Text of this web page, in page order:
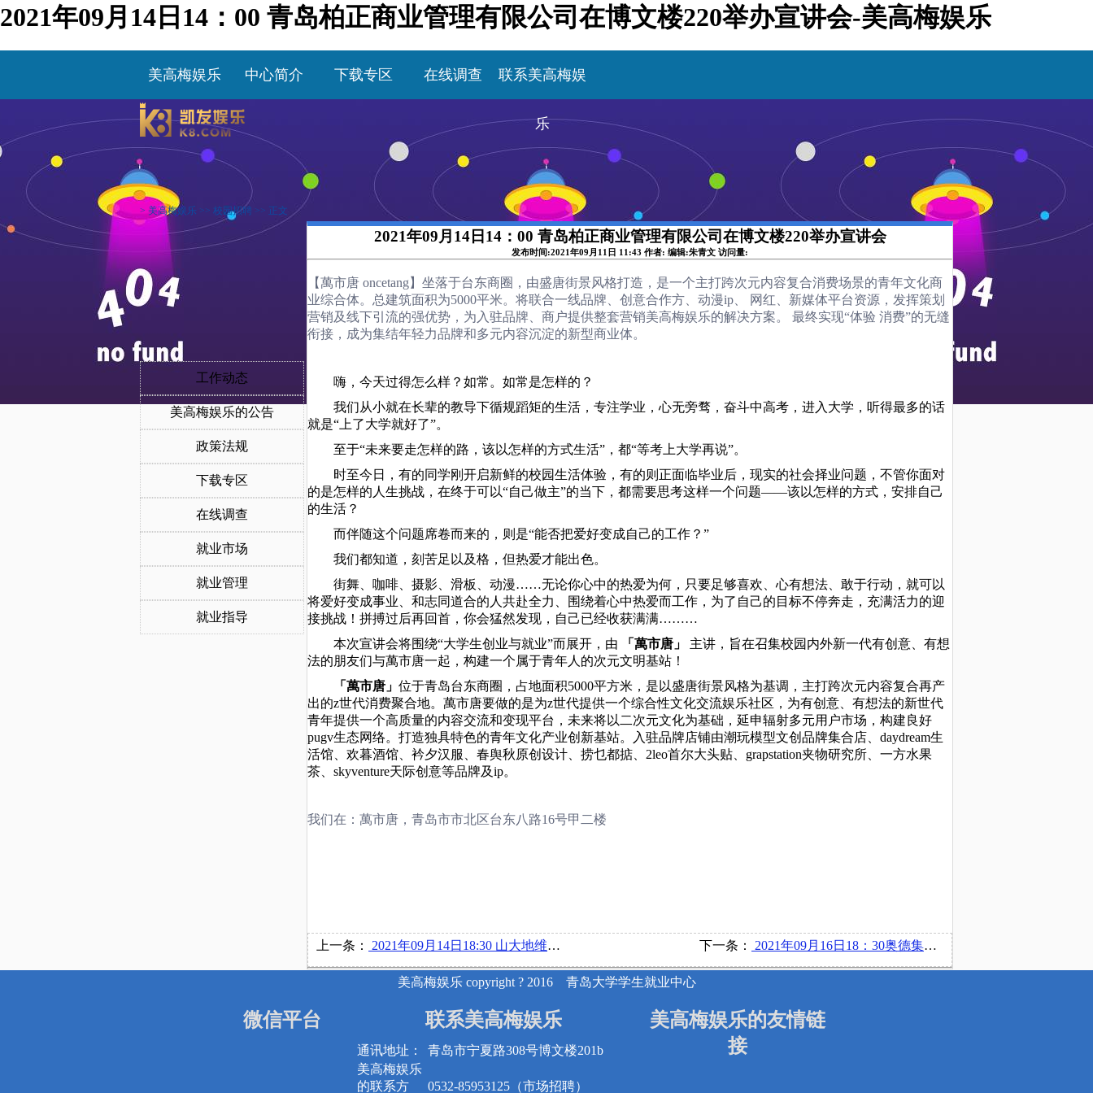
2021年09月14日14：00 青岛柏正商业管理有限公司在博文楼220举办宣讲会-美高梅娱乐
美高梅娱乐 中心简介 下载专区 在线调查 联系美高梅娱
乐
> 美高梅娱乐 >> 校园招聘 >> 正文
工作动态
美高梅娱乐的公告
政策法规
下载专区
在线调查
就业市场
就业管理
就业指导
2021年09月14日14：00 青岛柏正商业管理有限公司在博文楼220举办宣讲会
发布时间:2021年09月11日 11:43 作者: 编辑:朱青文 访问量:
【萬市唐 oncetang】坐落于台东商圈，由盛唐街景风格打造，是一个主打跨次元内容复合消费场景的青年文化商
业综合体。总建筑面积为5000平米。将联合一线品牌、创意合作方、动漫ip、 网红、新媒体平台资源，发挥策划
营销及线下引流的强优势，为入驻品牌、商户提供整套营销美高梅娱乐的解决方案。 最终实现“体验 消费”的无缝
衔接，成为集结年轻力品牌和多元内容沉淀的新型商业体。
嗨，今天过得怎么样？如常。如常是怎样的？
我们从小就在长辈的教导下循规蹈矩的生活，专注学业，心无旁骛，奋斗中高考，进入大学，听得最多的话
就是“上了大学就好了”。
至于“未来要走怎样的路，该以怎样的方式生活”，都“等考上大学再说”。
时至今日，有的同学刚开启新鲜的校园生活体验，有的则正面临毕业后，现实的社会择业问题，不管你面对
的是怎样的人生挑战，在终于可以“自己做主”的当下，都需要思考这样一个问题——该以怎样的方式，安排自己
的生活？
而伴随这个问题席卷而来的，则是“能否把爱好变成自己的工作？”
我们都知道，刻苦足以及格，但热爱才能出色。
街舞、咖啡、摄影、滑板、动漫……无论你心中的热爱为何，只要足够喜欢、心有想法、敢于行动，就可以
将爱好变成事业、和志同道合的人共赴全力、围绕着心中热爱而工作，为了自己的目标不停奔走，充满活力的迎
接挑战！拼搏过后再回首，你会猛然发现，自己已经收获满满………
本次宣讲会将围绕“大学生创业与就业”而展开，由 「萬市唐」
主讲，旨在召集校园内外新一代有创意、有想
法的朋友们与萬市唐一起，构建一个属于青年人的次元文明基站！
「萬市唐」 位于青岛台东商圈，占地面积5000平方米，是以盛唐街景风格为基调，主打跨次元内容复合再产
出的z世代消费聚合地。萬市唐要做的是为z世代提供一个综合性文化交流娱乐社区，为有创意、有想法的新世代
青年提供一个高质量的内容交流和变现平台，未来将以二次元文化为基础，延申辐射多元用户市场，构建良好
pugv生态网络。打造独具特色的青年文化产业创新基站。入驻品牌店铺由潮玩模型文创品牌集合店、daydream生
活馆、欢暮酒馆、衿夕汉服、春舆秋原创设计、捞乜都掂、2leo首尔大头贴、grapstation夹物研究所、一方水果
茶、skyventure天际创意等品牌及ip。
我们在：萬市唐，青岛市市北区台东八路16号甲二楼
上一条： 2021年09月14日18:30 山大地维软件股份有限公司在博文楼220举办宣讲会 下一条： 2021年09月16日18：30奥德集团有限公司在博文楼220举办宣讲会
美高梅娱乐 copyright ? 2016 青岛大学学生就业中心
微信平台 联系美高梅娱乐
通讯地址：
青岛市宁夏路308号博文楼201b
美高梅娱乐
的联系方
0532-85953125（市场招聘）
美高梅娱乐的友情链
接